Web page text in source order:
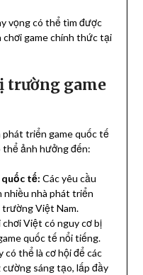
vọng có thể tìm được
chơi game chính thức tại
trường game
triển game quốc tế
thể ảnh hưởng đến:
quốc tế: Các yêu cầu
nhiều nhà phát triển
Việt Nam.
chơi Việt có nguy cơ bị
quốc tế nổi tiếng.
có thể là cơ hội để các
sáng tạo, lấp đầy